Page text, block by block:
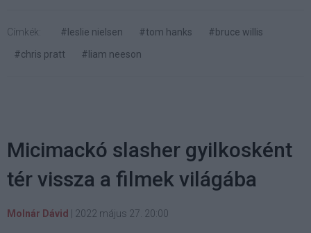
Címkék: #leslie nielsen #tom hanks
#bruce willis
#chris pratt
#liam neeson
Micimackó slasher gyilkosként
tér vissza a filmek világába
Molnár Dávid 2022 május 27. 20:00